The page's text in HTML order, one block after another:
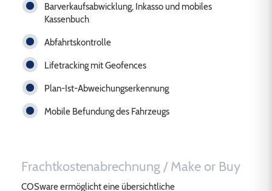
Barverkaufsabwicklung, Inkasso und mobiles
Kassenbuch
Abfahrtskontrolle
Lifetracking mit Geofences
Plan-Ist-Abweichungserkennung
Mobile Befundung des Fahrzeugs
Frachtkostenabrechnung / Make or Buy
COSware ermöglicht eine übersichtliche